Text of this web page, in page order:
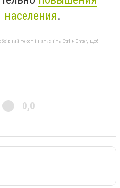
населения.
текст і натисніть Ctrl + Enter, щоб
0,0